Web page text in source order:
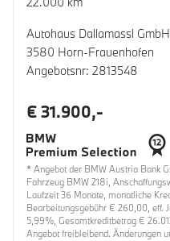
Autohaus Dallamassl GmbH
3580 Horn-Frauenhofen
Angebotsnr: 2813548
€ 31.900,-
* Angebot der BMW Austria Bank
Fahrzeug BMW 218i,
Laufzeit 36 Monate, monatliche
Bearbeitungsgebühr € 260,00, eff.
5,99%, Gesamtkreditbetrag €
Angebot freibleibend. Änderungen